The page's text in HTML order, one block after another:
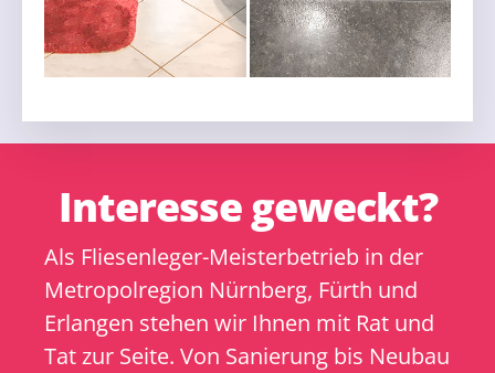
Interesse geweckt?
Als Fliesenleger-Meisterbetrieb in der
Metropolregion Nürnberg, Fürth und
Erlangen stehen wir Ihnen mit Rat und
Tat zur Seite. Von Sanierung bis Neubau